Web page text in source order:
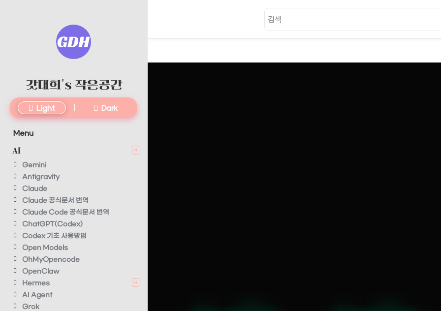
갓대희's 작은공간
Light Dark
Menu
AI N
Gemini
Antigravity
Claude
Claude 공식문서 번역
Claude Code 공식문서 번역
ChatGPT(Codex)
Codex 기초 사용방법
Open Models
OhMyOpencode
OpenClaw
Hermes
N
AI Agent
Grok